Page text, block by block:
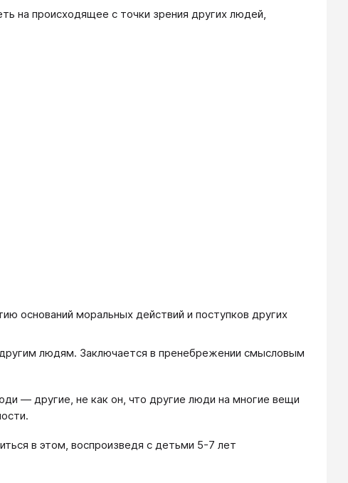
на происходящее с точки зрения других людей,
оснований моральных действий и поступков других
людям. Заключается в пренебрежении смысловым
— другие, не как он, что другие люди на многие вещи
в этом, воспроизведя с детьми 5-7 лет